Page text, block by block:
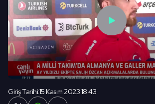
Giriş Tarihi:15 Kasım 2023 18:43